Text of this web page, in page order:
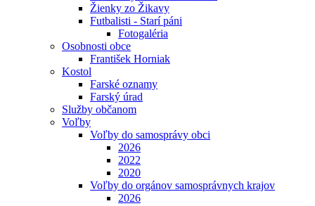
Žienky zo Žikavy
Futbalisti - Starí páni
Fotogaléria
Osobnosti obce
František Horniak
Kostol
Farské oznamy
Farský úrad
Služby občanom
Voľby
Voľby do samosprávy obci
2026
2022
2020
Voľby do orgánov samosprávnych krajov
2026